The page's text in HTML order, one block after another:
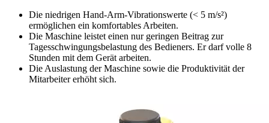
Die niedrigen Hand-Arm-Vibrationswerte (< 5 m/s²)
ermöglichen ein komfortables Arbeiten.
Die Maschine leistet einen nur geringen Beitrag zur
Tagesschwingungsbelastung des Bedieners. Er darf volle 8
Stunden mit dem Gerät arbeiten.
Die Auslastung der Maschine sowie die Produktivität der
Mitarbeiter erhöht sich.